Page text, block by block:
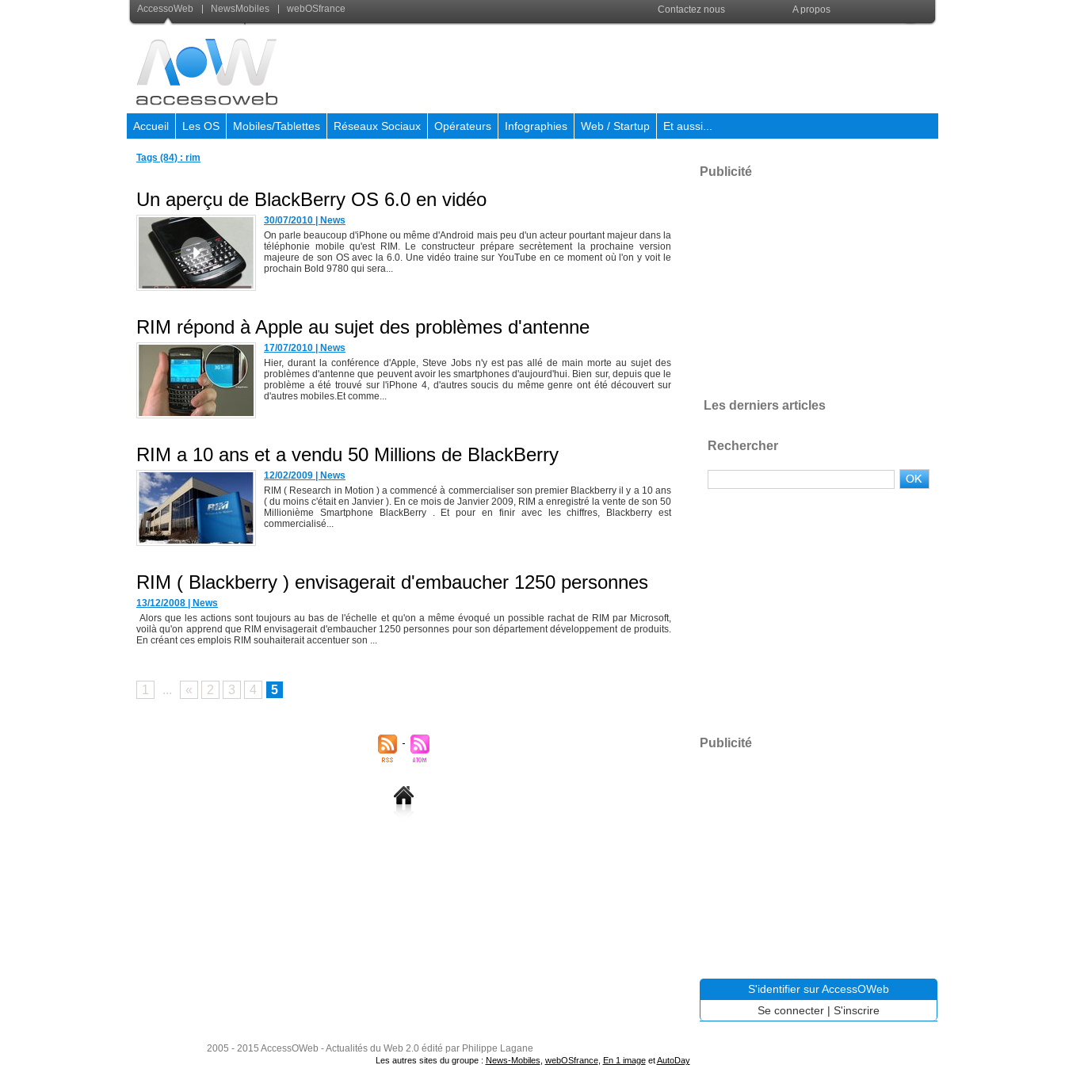
AccessoWeb NewsMobiles webOSfrance Contactez nous A propos
Accueil Les OS Mobiles/Tablettes Réseaux Sociaux Opérateurs Infographies Web / Startup Et aussi...
Tags (84) : rim
Un aperçu de BlackBerry OS 6.0 en vidéo
30/07/2010
News
On parle beaucoup d'iPhone ou même d'Android mais peu d'un acteur pourtant majeur dans la
téléphonie mobile qu'est RIM. Le constructeur prépare secrètement la prochaine version
majeure de son OS avec la 6.0. Une vidéo traine sur YouTube en ce moment où l'on y voit le
prochain Bold 9780 qui sera...
RIM répond à Apple au sujet des problèmes d'antenne
17/07/2010
News
Hier, durant la conférence d'Apple, Steve Jobs n'y est pas allé de main morte au sujet des
problèmes d'antenne que peuvent avoir les smartphones d'aujourd'hui. Bien sur, depuis que le
problème a été trouvé sur l'iPhone 4, d'autres soucis du même genre ont été découvert sur
d'autres mobiles.Et comme...
RIM a 10 ans et a vendu 50 Millions de BlackBerry
12/02/2009
News
RIM ( Research in Motion ) a commencé à commercialiser son premier Blackberry il y a 10 ans
( du moins c'était en Janvier ). En ce mois de Janvier 2009, RIM a enregistré la vente de son 50
Millionième Smartphone BlackBerry . Et pour en finir avec les chiffres, Blackberry est
commercialisé...
RIM ( Blackberry ) envisagerait d'embaucher 1250 personnes
13/12/2008
News
Alors que les actions sont toujours au bas de l'échelle et qu'on a même évoqué un possible rachat de RIM par Microsoft,
voilà qu'on apprend que RIM envisagerait d'embaucher 1250 personnes pour son département développement de produits.
En créant ces emplois RIM souhaiterait accentuer son ...
1 ... « 2 3 4 5
Publicité
Les derniers articles
Rechercher
Publicité
S'identifier sur AccessOWeb
Se connecter | S'inscrire
2005 - 2015 AccessOWeb - Actualités du Web 2.0 édité par Philippe Lagane
Les autres sites du groupe : News-Mobiles webOSfrance, En 1 imageetAutoDay